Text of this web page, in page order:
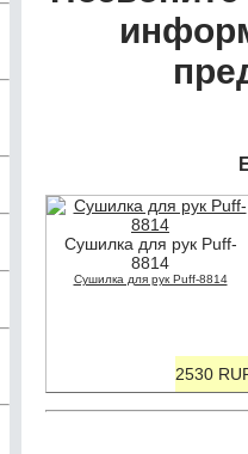
Сушилка для рук Puff-
8814
Сушилка для рук Puff-8814
2530